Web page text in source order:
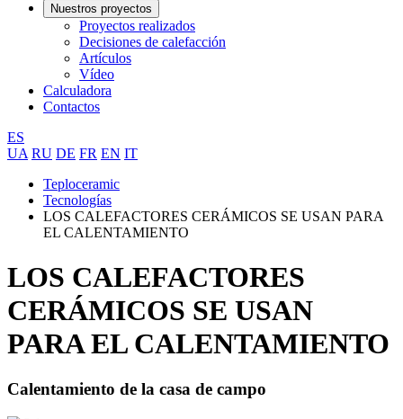
Nuestros proyectos
Proyectos realizados
Decisiones de calefacción
Artículos
Vídeo
Calculadora
Contactos
ES
UA RU DE FR EN IT
Teploceramic
Tecnologías
LOS CALEFACTORES CERÁMICOS SE USAN PARA
EL CALENTAMIENTO
LOS CALEFACTORES
CERÁMICOS SE USAN
PARA EL CALENTAMIENTO
Calentamiento de la casa de campo